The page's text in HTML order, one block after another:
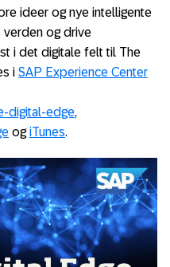
ideer og nye intelligente
og drive
i det digitale felt til The
i SAP Experience Center
digital-edge,
ogiTunes.